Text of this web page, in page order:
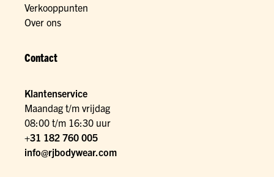
Verkooppunten
Over ons
Contact
Klantenservice
Maandag t/m vrijdag
08:00 t/m 16:30 uur
+31 182 760 005
info@rjbodywear.com